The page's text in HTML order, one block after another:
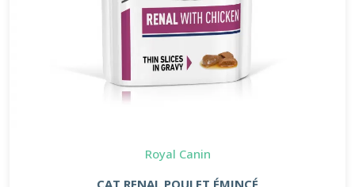
Royal Canin
CAT RENAL POULET ÉMINCÉ